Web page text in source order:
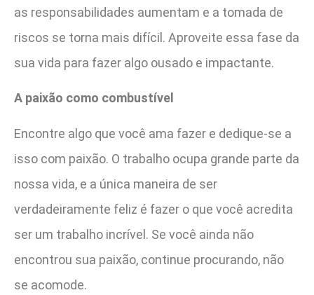
as responsabilidades aumentam e a tomada de
riscos se torna mais difícil. Aproveite essa fase da
sua vida para fazer algo ousado e impactante.
A paixão como combustível
Encontre algo que você ama fazer e dedique-se a
isso com paixão. O trabalho ocupa grande parte da
nossa vida, e a única maneira de ser
verdadeiramente feliz é fazer o que você acredita
ser um trabalho incrível. Se você ainda não
encontrou sua paixão, continue procurando, não
se acomode.